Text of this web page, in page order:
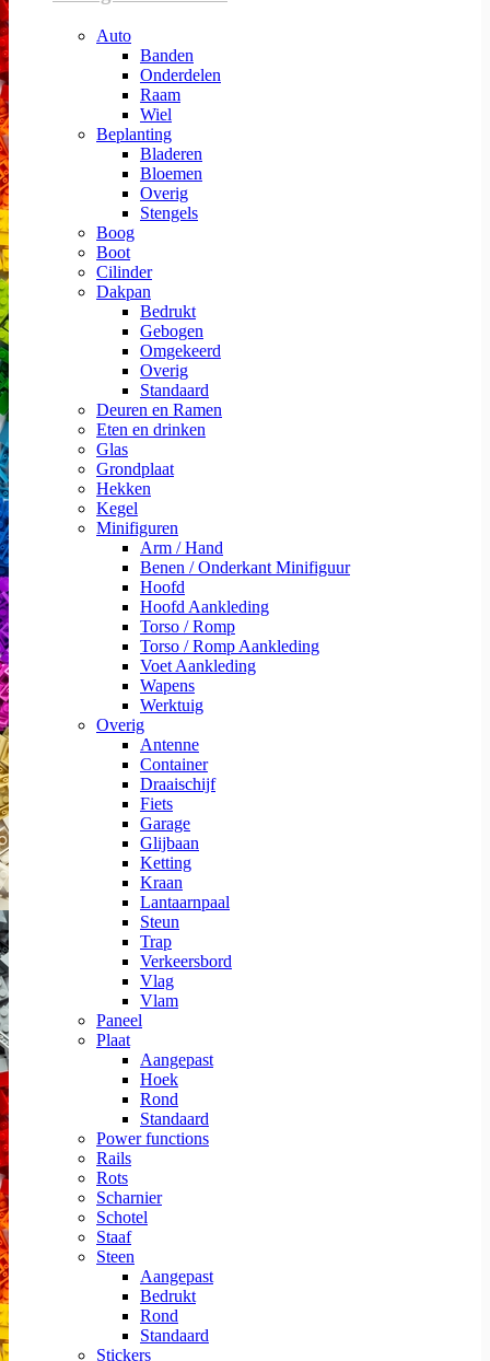
Auto
Banden
Onderdelen
Raam
Wiel
Beplanting
Bladeren
Bloemen
Overig
Stengels
Boog
Boot
Cilinder
Dakpan
Bedrukt
Gebogen
Omgekeerd
Overig
Standaard
Deuren en Ramen
Eten en drinken
Glas
Grondplaat
Hekken
Kegel
Minifiguren
Arm / Hand
Benen / Onderkant Minifiguur
Hoofd
Hoofd Aankleding
Torso / Romp
Torso / Romp Aankleding
Voet Aankleding
Wapens
Werktuig
Overig
Antenne
Container
Draaischijf
Fiets
Garage
Glijbaan
Ketting
Kraan
Lantaarnpaal
Steun
Trap
Verkeersbord
Vlag
Vlam
Paneel
Plaat
Aangepast
Hoek
Rond
Standaard
Power functions
Rails
Rots
Scharnier
Schotel
Staaf
Steen
Aangepast
Bedrukt
Rond
Standaard
Stickers